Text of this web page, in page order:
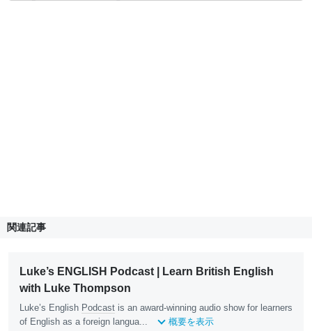
関連記事
Luke’s ENGLISH Podcast | Learn British English
with Luke Thompson
Luke’s English Podcast is an award-winning audio show for learners
of English as a foreign langua...
概要を表示